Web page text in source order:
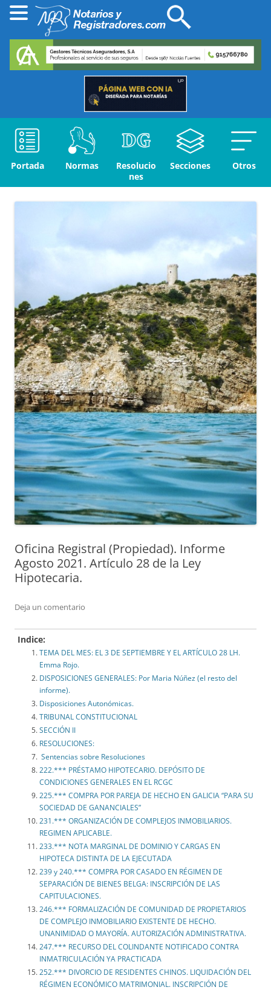
Portada Normas
Resolucio
nes
Secciones Otros
Oficina Registral (Propiedad). Informe
Agosto 2021. Artículo 28 de la Ley
Hipotecaria.
Deja un comentario
Indice:
TEMA DEL MES: EL 3 DE SEPTIEMBRE Y EL ARTÍCULO 28 LH.
Emma Rojo.
DISPOSICIONES GENERALES: Por Maria Núñez (el resto del
informe).
Disposiciones Autonómicas.
TRIBUNAL CONSTITUCIONAL
SECCIÓN II
RESOLUCIONES:
Sentencias sobre Resoluciones
222.*** PRÉSTAMO HIPOTECARIO. DEPÓSITO DE
CONDICIONES GENERALES EN EL RCGC
225.*** COMPRA POR PAREJA DE HECHO EN GALICIA “PARA SU
SOCIEDAD DE GANANCIALES”
231.*** ORGANIZACIÓN DE COMPLEJOS INMOBILIARIOS.
REGIMEN APLICABLE.
233.*** NOTA MARGINAL DE DOMINIO Y CARGAS EN
HIPOTECA DISTINTA DE LA EJECUTADA
239 y 240.*** COMPRA POR CASADO EN RÉGIMEN DE
SEPARACIÓN DE BIENES BELGA: INSCRIPCIÓN DE LAS
CAPITULACIONES.
246.*** FORMALIZACIÓN DE COMUNIDAD DE PROPIETARIOS
DE COMPLEJO INMOBILIARIO EXISTENTE DE HECHO.
UNANIMIDAD O MAYORÍA. AUTORIZACIÓN ADMINISTRATIVA.
247.*** RECURSO DEL COLINDANTE NOTIFICADO CONTRA
INMATRICULACIÓN YA PRACTICADA
252.*** DIVORCIO DE RESIDENTES CHINOS. LIQUIDACIÓN DEL
RÉGIMEN ECONÓMICO MATRIMONIAL. INSCRIPCIÓN DE